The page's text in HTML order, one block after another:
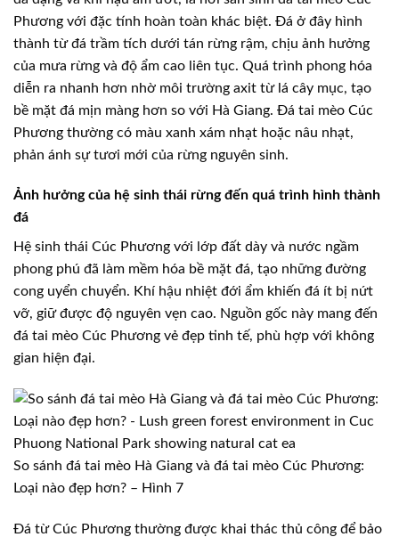
Phương với đặc tính hoàn toàn khác biệt. Đá ở đây hình
thành từ đá trầm tích dưới tán rừng rậm, chịu ảnh hưởng
của mưa rừng và độ ẩm cao liên tục. Quá trình phong hóa
diễn ra nhanh hơn nhờ môi trường axit từ lá cây mục, tạo
bề mặt đá mịn màng hơn so với Hà Giang. Đá tai mèo Cúc
Phương thường có màu xanh xám nhạt hoặc nâu nhạt,
phản ánh sự tươi mới của rừng nguyên sinh.
Ảnh hưởng của hệ sinh thái rừng đến quá trình hình thành
đá
Hệ sinh thái Cúc Phương với lớp đất dày và nước ngầm
phong phú đã làm mềm hóa bề mặt đá, tạo những đường
cong uyển chuyển. Khí hậu nhiệt đới ẩm khiến đá ít bị nứt
vỡ, giữ được độ nguyên vẹn cao. Nguồn gốc này mang đến
đá tai mèo Cúc Phương vẻ đẹp tinh tế, phù hợp với không
gian hiện đại.
So sánh đá tai mèo Hà Giang và đá tai mèo Cúc Phương:
Loại nào đẹp hơn? – Hình 7
Đá từ Cúc Phương thường được khai thác thủ công để bảo